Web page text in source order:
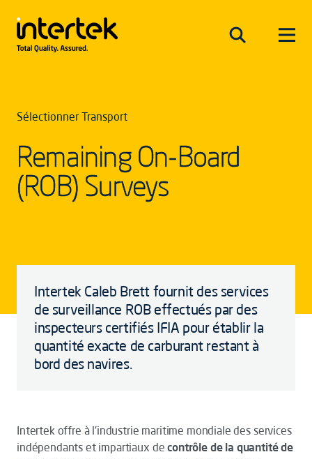
Sélectionner Transport
Remaining On-Board
(ROB) Surveys
Intertek Caleb Brett fournit des services
de surveillance ROB effectués par des
inspecteurs certifiés IFIA pour établir la
quantité exacte de carburant restant à
bord des navires.
Intertek offre à l'industrie maritime mondiale des services
indépendants et impartiaux decontrôle de la quantité de